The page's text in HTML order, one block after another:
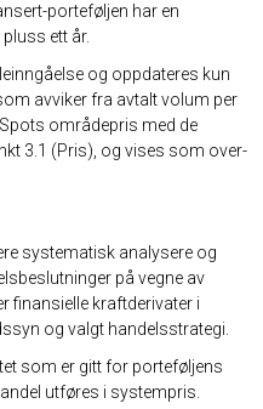
porteføljen har en
ett år.
og oppdateres kun
avviker fra avtalt volum per
områdepris med de
3.1 (Pris), og vises som over-
systematisk analysere og
på vegne av
finansielle kraftderivater i
og valgt handelsstrategi.
som er gitt for porteføljens
utføres i systempris.